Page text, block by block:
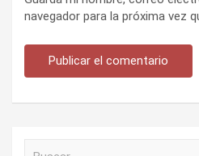
navegador para la próxima vez